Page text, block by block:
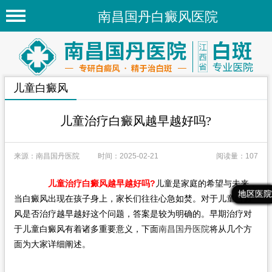
南昌国丹白癜风医院
首页
医院简介
医院新闻
专家团队
先进技术
白癜风常识
白癜风人群
白癜风部位
最新文章
热门文章
推荐文章
地区医院
儿童白癜风
儿童治疗白癜风越早越好吗?
来源：南昌国丹医院 时间：2025-02-21 阅读量：107
儿童治疗白癜风越早越好吗? 儿童是家庭的希望与未来，
当白癜风出现在孩子身上，家长们往往心急如焚。对于儿童白癜
风是否治疗越早越好这个问题，答案是较为明确的。早期治疗对
于儿童白癜风有着诸多重要意义，下面南昌国丹医院将从几个方
面为大家详细阐述。